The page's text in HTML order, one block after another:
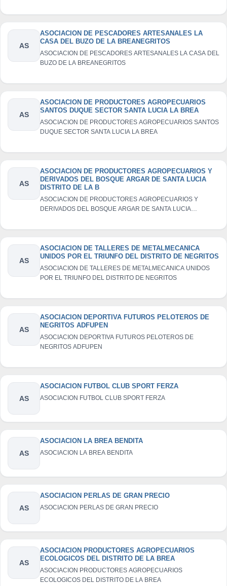
AS
ASOCIACION DE PESCADORES ARTESANALES LA
CASA DEL BUZO DE LA BREANEGRITOS
ASOCIACION DE PESCADORES ARTESANALES LA CASA DEL
BUZO DE LA BREANEGRITOS
AS
ASOCIACION DE PRODUCTORES AGROPECUARIOS
SANTOS DUQUE SECTOR SANTA LUCIA LA BREA
ASOCIACION DE PRODUCTORES AGROPECUARIOS SANTOS
DUQUE SECTOR SANTA LUCIA LA BREA
AS
ASOCIACION DE PRODUCTORES AGROPECUARIOS Y
DERIVADOS DEL BOSQUE ARGAR DE SANTA LUCIA
DISTRITO DE LA B
ASOCIACION DE PRODUCTORES AGROPECUARIOS Y
DERIVADOS DEL BOSQUE ARGAR DE SANTA LUCIA
AS
ASOCIACION DE TALLERES DE METALMECANICA
UNIDOS POR EL TRIUNFO DEL DISTRITO DE NEGRITOS
ASOCIACION DE TALLERES DE METALMECANICA UNIDOS
POR EL TRIUNFO DEL DISTRITO DE NEGRITOS
AS
ASOCIACION DEPORTIVA FUTUROS PELOTEROS DE
NEGRITOS ADFUPEN
ASOCIACION DEPORTIVA FUTUROS PELOTEROS DE
NEGRITOS ADFUPEN
AS
ASOCIACION FUTBOL CLUB SPORT FERZA
ASOCIACION FUTBOL CLUB SPORT FERZA
AS
ASOCIACION LA BREA BENDITA
ASOCIACION LA BREA BENDITA
AS
ASOCIACION PERLAS DE GRAN PRECIO
ASOCIACION PERLAS DE GRAN PRECIO
AS
ASOCIACION PRODUCTORES AGROPECUARIOS
ECOLOGICOS DEL DISTRITO DE LA BREA
ASOCIACION PRODUCTORES AGROPECUARIOS
ECOLOGICOS DEL DISTRITO DE LA BREA